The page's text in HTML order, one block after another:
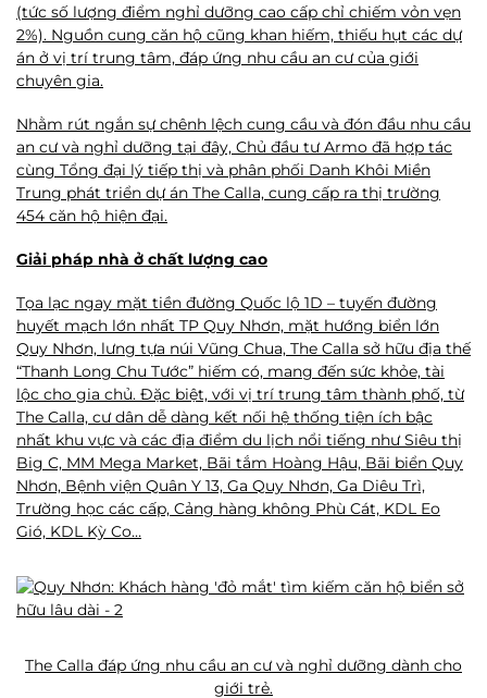
(tức số lượng điểm nghỉ dưỡng cao cấp chỉ chiếm vỏn vẹn
2%). Nguồn cung căn hộ cũng khan hiếm, thiếu hụt các dự
án ở vị trí trung tâm, đáp ứng nhu cầu an cư của giới
chuyên gia.
Nhằm rút ngắn sự chênh lệch cung cầu và đón đầu nhu cầu
an cư và nghỉ dưỡng tại đây, Chủ đầu tư Armo đã hợp tác
cùng Tổng đại lý tiếp thị và phân phối Danh Khôi Miền
Trung phát triển dự án The Calla, cung cấp ra thị trường
454 căn hộ hiện đại.
Giải pháp nhà ở chất lượng cao
Tọa lạc ngay mặt tiền đường Quốc lộ 1D – tuyến đường
huyết mạch lớn nhất TP Quy Nhơn, mặt hướng biển lớn
Quy Nhơn, lưng tựa núi Vũng Chua, The Calla sở hữu địa thế
“Thanh Long Chu Tước” hiếm có, mang đến sức khỏe, tài
lộc cho gia chủ. Đặc biệt, với vị trí trung tâm thành phố, từ
The Calla, cư dân dễ dàng kết nối hệ thống tiện ích bậc
nhất khu vực và các địa điểm du lịch nổi tiếng như Siêu thị
Big C, MM Mega Market, Bãi tắm Hoàng Hậu, Bãi biển Quy
Nhơn, Bệnh viện Quân Y 13, Ga Quy Nhơn, Ga Diêu Trì,
Trường học các cấp, Cảng hàng không Phù Cát, KDL Eo
Gió, KDL Kỳ Co…
The Calla đáp ứng nhu cầu an cư và nghỉ dưỡng dành cho
giới trẻ.